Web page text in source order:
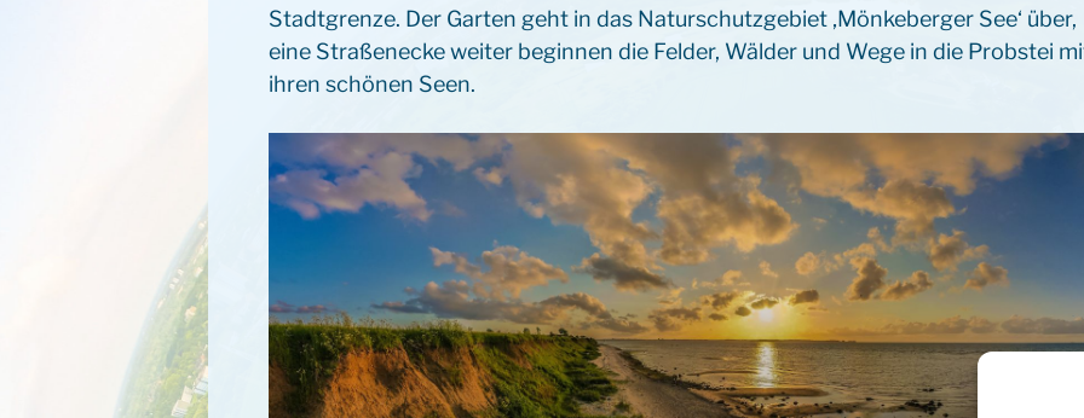
Stadtgrenze. Der Garten geht in das Naturschutzgebiet ‚Mönkeberger See‘ über,
eine Straßenecke weiter beginnen die Felder, Wälder und Wege in die Probstei
ihren schönen Seen.